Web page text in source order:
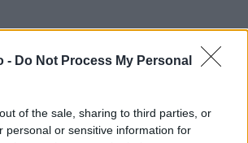
- Do Not Process My Personal
of the sale, sharing to third parties, or
personal or sensitive information for